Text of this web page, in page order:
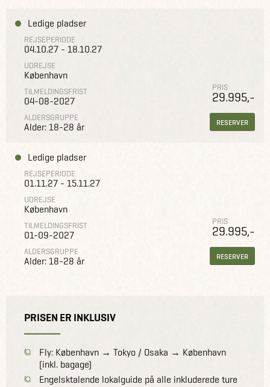
Ledige pladser
REJSEPERIODE
04.10.27 - 18.10.27
UDREJSE
København
TILMELDINGSFRIST
04-08-2027
ALDERSGRUPPE
Alder: 18-28 år
PRIS
29.995,-
RESERVER
Ledige pladser
REJSEPERIODE
01.11.27 - 15.11.27
UDREJSE
København
TILMELDINGSFRIST
01-09-2027
ALDERSGRUPPE
Alder: 18-28 år
PRIS
29.995,-
RESERVER
PRISEN ER INKLUSIV
Fly: København → Tokyo / Osaka → København
(inkl. bagage)
Engelsktalende lokalguide på alle inkluderede ture